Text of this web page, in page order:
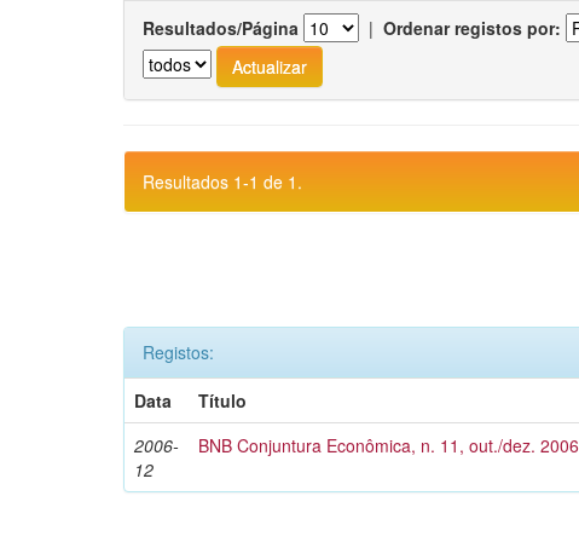
Resultados/Página | Ordenar registos por:
Resultados 1-1 de 1.
Registos:
Data
Título
2006-
12
BNB Conjuntura Econômica, n. 11, out./dez. 2006